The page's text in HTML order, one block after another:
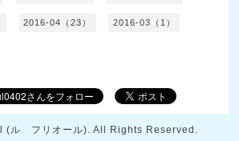
2016-04（23） 2016-03（1）
(ル フリオール). All Rights Reserved.